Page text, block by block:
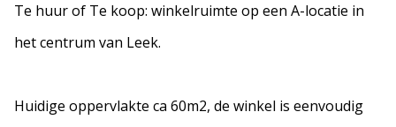
Te huur of Te koop: winkelruimte op een A-locatie in
het centrum van Leek.
Huidige oppervlakte ca 60m2, de winkel is eenvoudig